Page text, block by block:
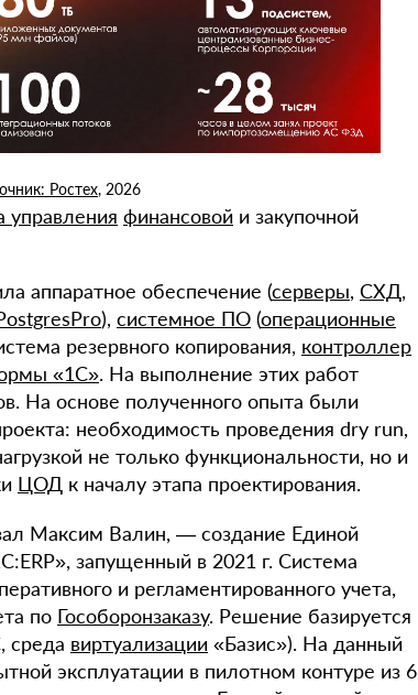
Ростех, 2026
управления финансовой и закупочной
аппаратное обеспечение (серверы, СХД,
), системное ПО (операционные
резервного копирования, контроллер
«1С». На выполнение этих работ
На основе полученного опыта были
необходимость проведения dry run,
не только функциональности, но и
ЦОД к началу этапа проектирования.
Максим Валин, — создание Единой
запущенный в 2021 г. Система
и регламентированного учета,
по Гособоронзаказу. Решение базируется
среда виртуализации «Базис»). На данный
эксплуатации в пилотном контуре из 6